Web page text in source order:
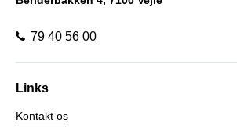
Links
Kontakt os
79 40 56 00